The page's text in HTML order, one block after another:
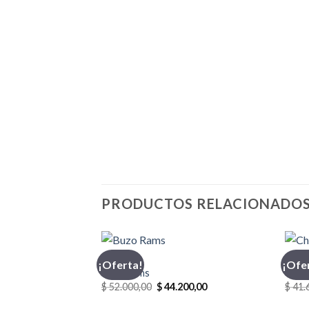
PRODUCTOS RELACIONADOS
¡Oferta!
BUZO
Buzo Rams
$52.000,00 El
precio
$44.200,00El
$